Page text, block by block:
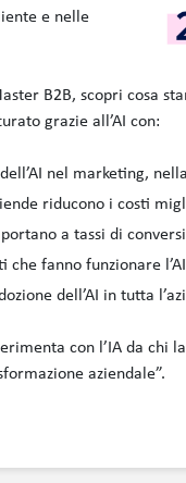
e nelle
B2B, scopri cosa
grazie all’AI con:
nel marketing,
riducono i costi
a tassi di
che fanno funzionare l’AI
dell’AI in tutta
con l’IA da chi
aziendale”.